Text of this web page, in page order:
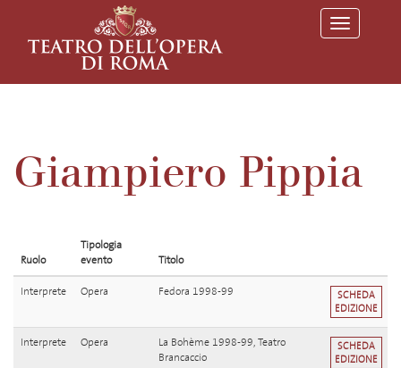
T
o
l
g
a
Giampiero Pippia
Ruolo
Tipologia
evento
Titolo
Interprete Opera Fedora 1998-99
SCHEDA
EDIZIONE
Interprete Opera
La Bohème 1998-99, Teatro
Brancaccio
SCHEDA
EDIZIONE